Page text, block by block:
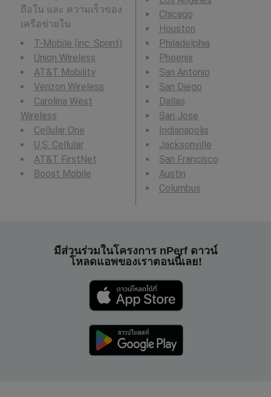
ถือใน และ ความเร็วของ
เครือข่ายใน
T-Mobile (inc. Sprint)
Union Wireless
AT&T Mobility
Verizon Wireless
Carolina West
Wireless
Cellular One
U.S. Cellular
AT&T FirstNet
Boost Mobile
Chicago
Houston
Philadelphia
Phoenix
San Antonio
San Diego
Dallas
San Jose
Indianapolis
Jacksonville
San Francisco
Austin
Columbus
มีส่วนร่วมในโครงการ nPerf ดาวน์
โหลดแอพของเราตอนนี้เลย!